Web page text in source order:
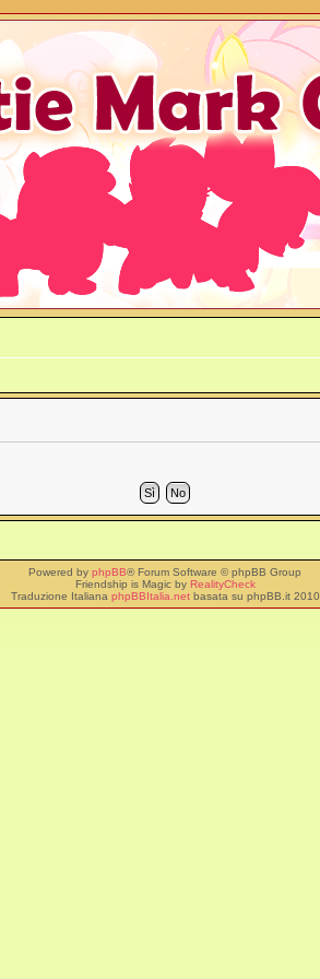
Powered by phpBB® Forum Software © phpBB Group
Friendship is Magic by RealityCheck
Traduzione Italiana phpBBItalia.netbasata su phpBB.it 2010